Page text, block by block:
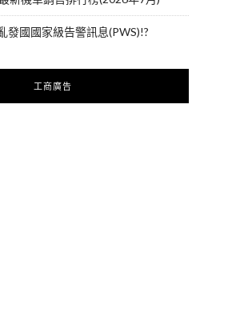
發國國家級告警訊息(PWS)!?
工商廣告